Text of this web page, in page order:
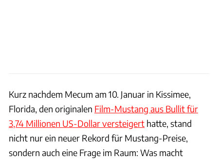
Kurz nachdem Mecum am 10. Januar in Kissimee,
Florida, den originalen Film-Mustang aus Bullit für
3,74 Millionen US-Dollar versteigert hatte, stand
nicht nur ein neuer Rekord für Mustang-Preise,
sondern auch eine Frage im Raum: Was macht